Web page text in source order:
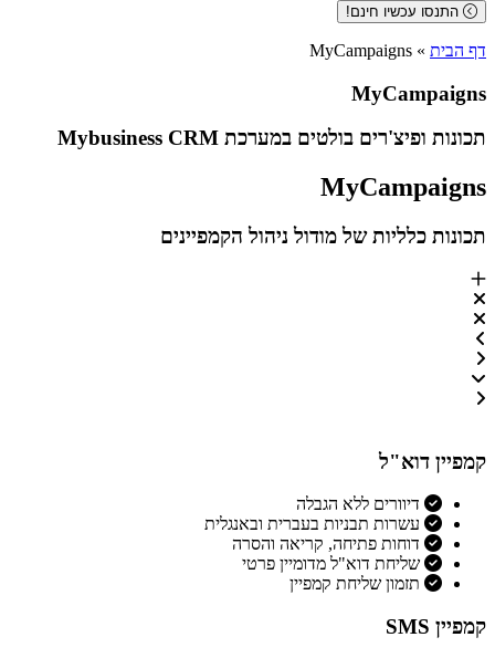
התנסו עכשיו חינם!
דף הבית »
MyCampaigns
MyCampaigns
תכונות ופיצ'רים בולטים במערכת Mybusiness CRM
MyCampaigns
תכונות כלליות של מודול ניהול הקמפיינים
קמפיין דוא"ל
דיוורים ללא הגבלה
עשרות תבניות בעברית ובאנגלית
דוחות פתיחה, קריאה והסרה
שליחת דוא"ל מדומיין פרטי
תזמון שליחת קמפיין
קמפיין SMS